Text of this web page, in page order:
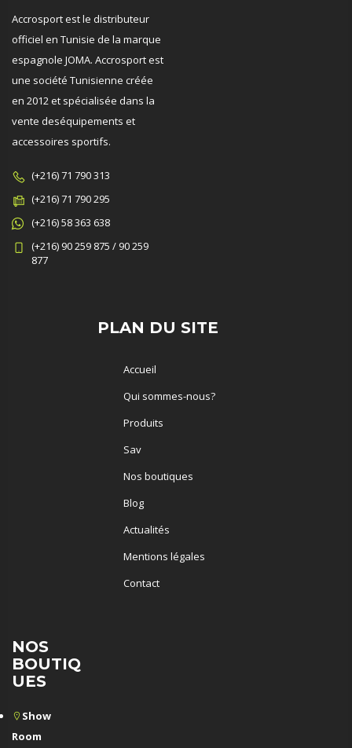
Accrosport est le distributeur
officiel en Tunisie de la marque
espagnole JOMA. Accrosport est
une société Tunisienne créée
en 2012 et spécialisée dans la
vente deséquipements et
accessoires sportifs.
(+216) 71 790 313
(+216) 71 790 295
(+216) 58 363 638
(+216) 90 259 875 / 90 259
877
PLAN DU SITE
Accueil
Qui sommes-nous?
Produits
Sav
Nos boutiques
Blog
Actualités
Mentions légales
Contact
NOS
BOUTIQ
UES
Show
Room